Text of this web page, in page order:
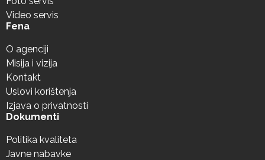
Video servis
Fena
O agenciji
Misija i vizija
Kontakt
Uslovi korištenja
Izjava o privatnosti
Dokumenti
Politika kvaliteta
Javne nabavke